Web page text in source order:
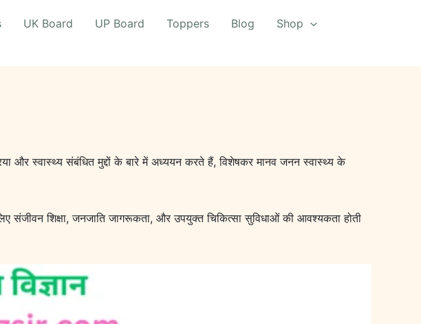
UK Board UP Board Toppers Blog
Shop
और स्वास्थ्य संबंधित मुद्दों के बारे में अध्ययन करते हैं, विशेषकर मानव जनन स्वास्थ्य के
संजीवन शिक्षा, जनजाति जागरूकता, और उपयुक्त चिकित्सा सुविधाओं की आवश्यकता होती